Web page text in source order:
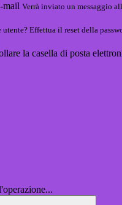
mail Verrà inviato un messaggio
Effettua il reset della
la casella di posta